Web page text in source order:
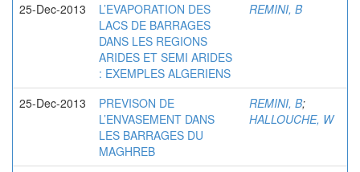
25-Dec-2013
L’EVAPORATION DES
LACS DE BARRAGES
DANS LES REGIONS
ARIDES ET SEMI ARIDES
: EXEMPLES ALGERIENS
REMINI, B
25-Dec-2013
PREVISON DE
L’ENVASEMENT DANS
LES BARRAGES DU
MAGHREB
REMINI, B;
HALLOUCHE, W